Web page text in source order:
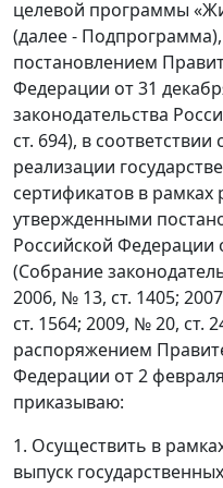
целевой программы
(далее -
постановлением
Федерации от 31
законодательства
ст. 694), в
реализации
сертификатов в
утвержденными
Российской Федерации
(Собрание
2006, № 13, ст. 1405;
ст. 1564; 2009, № 20, ст.
распоряжением
Федерации от 2
приказываю:
1. Осуществить в
выпуск